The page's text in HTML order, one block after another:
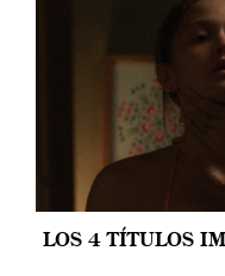
LOS 4 TÍTULOS